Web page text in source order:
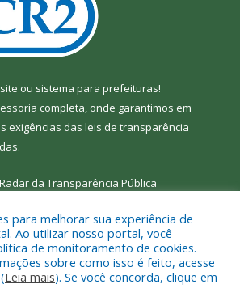
ou sistema para prefeituras!
completa, onde garantimos em
exigências das leis de transparência
Radar da Transparência Pública
a Câmara Municipal de Bom Jesus
do Tocantins.
para melhorar sua experiência de
Ao utilizar nosso portal, você
de monitoramento de cookies.
sobre como isso é feito, acesse
Leia mais). Se você concorda, clique em